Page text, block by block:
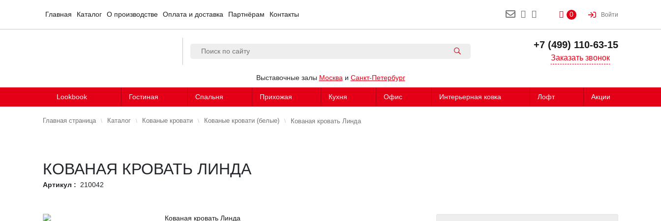
Главная Каталог О производстве Оплата и доставка Партнёрам Контакты 0 Войти
+7 (499) 110-63-15
Заказать звонок
Выставочные залы Москва и Санкт-Петербург
Lookbook Гостиная Спальня Прихожая Кухня Офис Интерьерная ковка Лофт Акции
Главная страница Каталог Кованые кровати Кованые кровати (белые) Кованая кровать Линда
КОВАНАЯ КРОВАТЬ ЛИНДА
Артикул : 210042